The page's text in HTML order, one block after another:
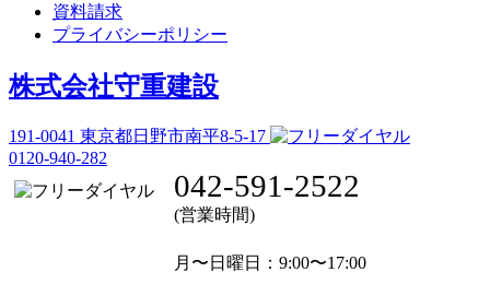
資料請求
プライバシーポリシー
株式会社守重建設
191-0041 東京都日野市南平8-5-17
0120-940-282
042-591-2522
(営業時間)
月〜日曜日 ：9:00〜17:00